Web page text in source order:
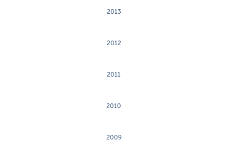
2013
2012
2011
2010
2009